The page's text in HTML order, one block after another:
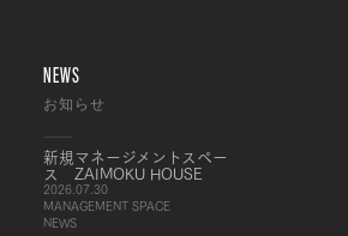
NEWS
お知らせ
新規マネージメントスペー
ス ZAIMOKU HOUSE
2026.07.30
MANAGEMENT SPACE
NEWS